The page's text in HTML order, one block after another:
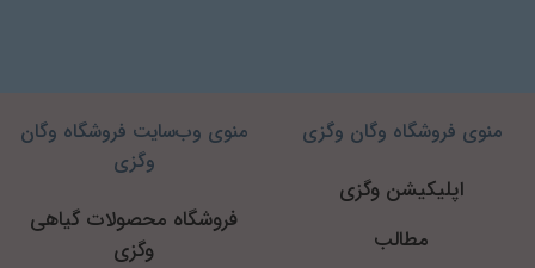
منوی فروشگاه وگان وگزی
اپلیکیشن وگزی
مطالب
منوی وب‌سایت فروشگاه وگان
وگزی
فروشگاه محصولات گیاهی
وگزی